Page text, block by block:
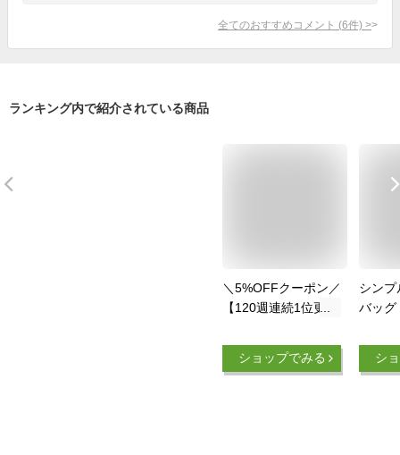
全てのおすすめコメント (6件) >
ランキング内で紹介されている商品
＼5%OFFクーポン／
【120週連続1位更
ニングポーチ ウエス
トポーチ 揺れない
ショップでみる
シンプ
バッグ
き ウ
軽量
シ